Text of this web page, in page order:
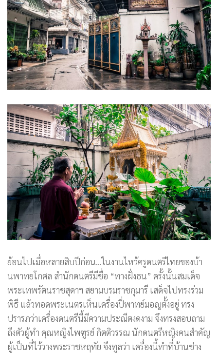
ย้อนไปเมื่อหลายสิบปีก่อน…ในงานไหว้ครูดนตรีไทยของบ้า
นพาทยโกศล สำนักดนตรีมีชื่อ “ทางฝั่งธน” ครั้งนั้นสมเด็จ
พระเทพรัตนราชสุดาฯ สยามบรมราชกุมารี เสด็จไปทรงร่วม
พิธี แล้วทอดพระเนตรเห็นเครื่องปี่พาทย์มอญตั้งอยู่ ทรง
ปรารภว่าเครื่องดนตรีนี้มีความประณีตงดงาม จึงทรงสอบถาม
ถึงตัวผู้ทำ คุณหญิงไพฑูรย์ กิตติวรรณ นักดนตรีหญิงคนสำคัญ
ผู้เป็นที่ไว้วางพระราชหฤทัย จึงทูลว่า เครื่องนี้ทำที่บ้านช่าง